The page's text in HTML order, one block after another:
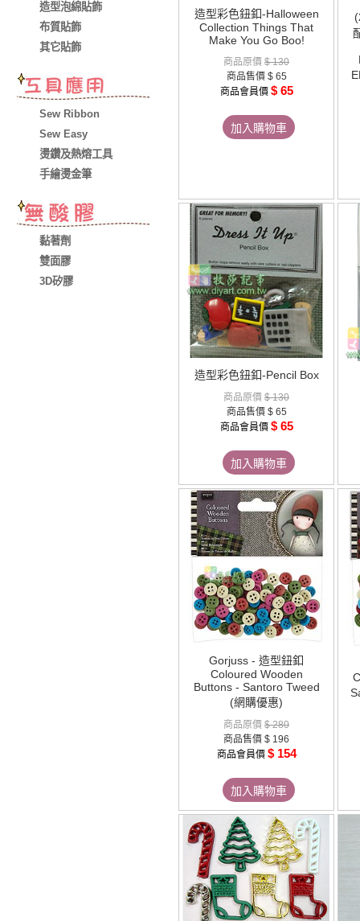
造型泡綿貼飾
布質貼飾
其它貼飾
Sew Ribbon
Sew Easy
燙鑽及熱熔工具
手繪燙金筆
黏著劑
雙面膠
3D矽膠
造型彩色鈕釦-Halloween
Collection Things That
Make You Go Boo!
商品原價 $ 130
商品售價 $ 65
商品會員價 $ 65
加入購物車
造型彩色鈕釦-Pencil Box
商品原價 $ 130
商品售價 $ 65
商品會員價 $ 65
加入購物車
Gorjuss - 造型鈕釦
Coloured Wooden
Buttons - Santoro Tweed
(網購優惠)
商品原價 $ 280
商品售價 $ 196
商品會員價 $ 154
加入購物車